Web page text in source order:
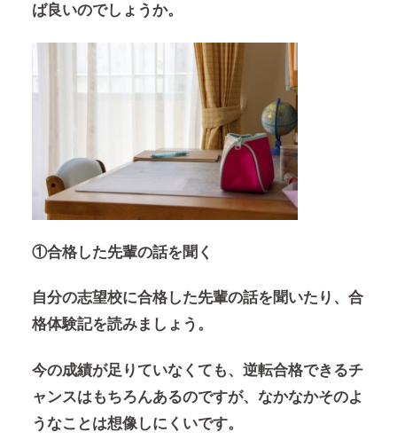
ば良いのでしょうか。
①合格した先輩の話を聞く
自分の志望校に合格した先輩の話を聞いたり、合
格体験記を読みましょう。
今の成績が足りていなくても、逆転合格できるチ
ャンスはもちろんあるのですが、なかなかそのよ
うなことは想像しにくいです。